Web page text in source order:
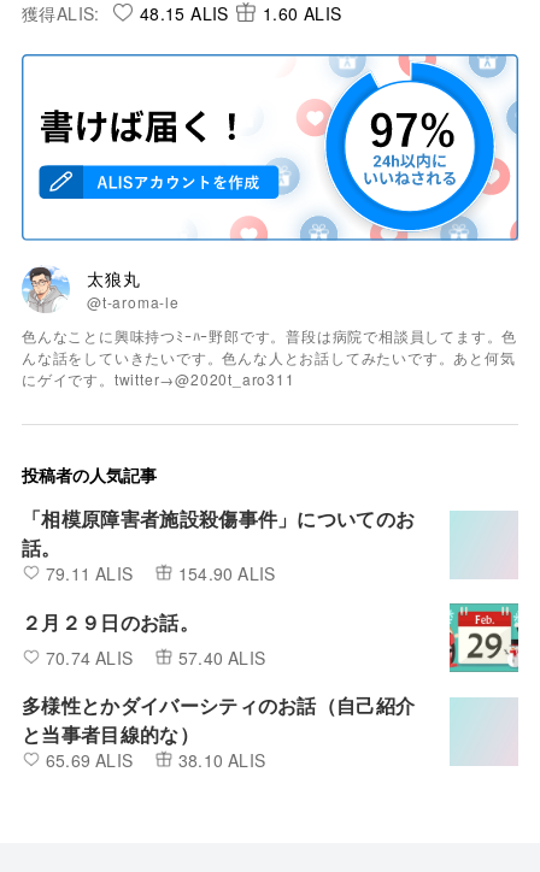
獲得ALIS: 48.15 ALIS 1.60 ALIS
太狼丸
@t-aroma-le
色んなことに興味持つﾐｰﾊｰ野郎です。普段は病院で相談員してます。色
んな話をしていきたいです。色んな人とお話してみたいです。あと何気
にゲイです。twitter→@2020t_aro311
投稿者の人気記事
「相模原障害者施設殺傷事件」についてのお
話。
79.11 ALIS 154.90 ALIS
２月２９日のお話。
70.74 ALIS 57.40 ALIS
多様性とかダイバーシティのお話（自己紹介
と当事者目線的な）
65.69 ALIS 38.10 ALIS